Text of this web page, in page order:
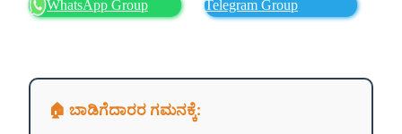
WhatsApp Group Telegram Group
🏠 ಬಾಡಿಗೆದಾರರ ಗಮನಕ್ಕೆ: